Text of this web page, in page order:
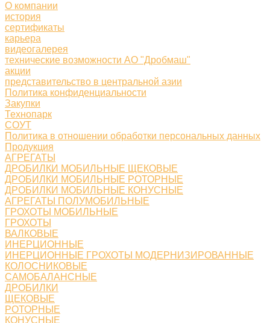
О компании
история
сертификаты
карьера
видеогалерея
технические возможности АО "Дробмаш"
акции
представительство в центральной азии
Политика конфиденциальности
Закупки
Технопарк
СОУТ
Политика в отношении обработки персональных данных
Продукция
АГРЕГАТЫ
ДРОБИЛКИ МОБИЛЬНЫЕ ЩЕКОВЫЕ
ДРОБИЛКИ МОБИЛЬНЫЕ РОТОРНЫЕ
ДРОБИЛКИ МОБИЛЬНЫЕ КОНУСНЫЕ
АГРЕГАТЫ ПОЛУМОБИЛЬНЫЕ
ГРОХОТЫ МОБИЛЬНЫЕ
ГРОХОТЫ
ВАЛКОВЫЕ
ИНЕРЦИОННЫЕ
ИНЕРЦИОННЫЕ ГРОХОТЫ МОДЕРНИЗИРОВАННЫЕ
КОЛОСНИКОВЫЕ
САМОБАЛАНСНЫЕ
ДРОБИЛКИ
ЩЕКОВЫЕ
РОТОРНЫЕ
КОНУСНЫЕ